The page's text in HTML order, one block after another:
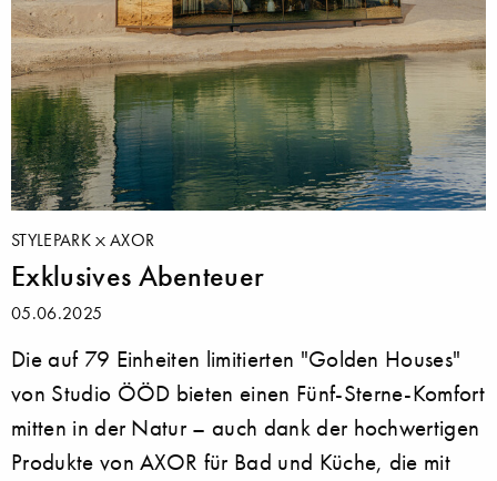
STYLEPARK AXOR
Exklusives Abenteuer
05.06.2025
Die auf 79 Einheiten limitierten "Golden Houses"
von Studio ÖÖD bieten einen Fünf-Sterne-Komfort
mitten in der Natur – auch dank der hochwertigen
Produkte von AXOR für Bad und Küche, die mit